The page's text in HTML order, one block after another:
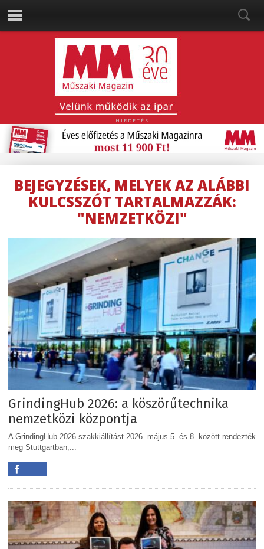
HIRDETÉS
BEJEGYZÉSEK, MELYEK AZ ALÁBBI
KULCSSZÓT TARTALMAZZÁK:
"NEMZETKÖZI"
GrindingHub 2026: a köszörűtechnika
nemzetközi központja
A GrindingHub 2026 szakkiállítást 2026. május 5. és 8. között rendezték
meg Stuttgartban,...